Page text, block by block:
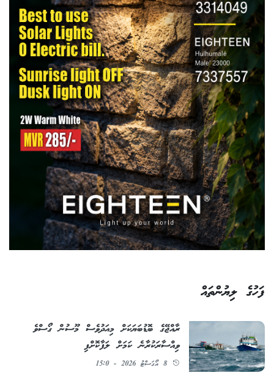
ފަހުގެ ލިޔުންތައް
ރާއްޖޭގެ ބޮޑުބަޔަކަށް މިއަދުވެސް މޫސުން ގޯސްވެ
ވިއްސާރަކުރާނެ ކަމަށް ލަފާކޮށްފި
8 އޯގަސްޓު 2026 - 15:0